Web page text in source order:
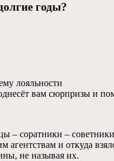
годы?
лояльности
вам сюрпризы и
– соратники –
и откуда
не называя их.